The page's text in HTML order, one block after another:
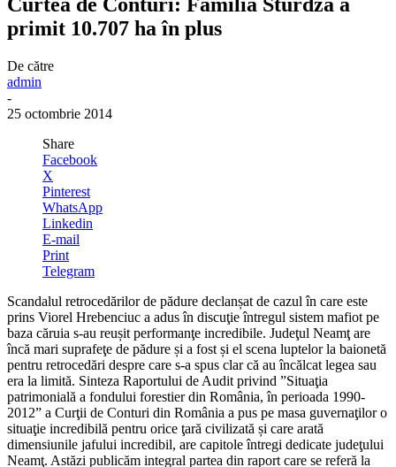
primit 10.707 ha în plus
De către
admin
-
25 octombrie 2014
Share
Facebook
X
Pinterest
WhatsApp
Linkedin
E-mail
Print
Telegram
Scandalul retrocedărilor de pădure declanșat de cazul în care este
prins Viorel Hrebenciuc a adus în discuţie întregul sistem mafiot pe
baza căruia s-au reușit performanţe incredibile. Judeţul Neamţ are
încă mari suprafeţe de pădure și a fost și el scena luptelor la baionetă
pentru retrocedări despre care s-a spus clar că au încălcat legea sau
era la limită. Sinteza Raportului de Audit privind ”Situaţia
patrimonială a fondului forestier din România, în perioada 1990-
2012” a Curţii de Conturi din România a pus pe masa guvernaţilor o
situaţie incredibilă pentru orice ţară civilizată și care arată
dimensiunile jafului incredibil, are capitole întregi dedicate judeţului
Neamţ. Astăzi publicăm integral partea din raport care se referă la